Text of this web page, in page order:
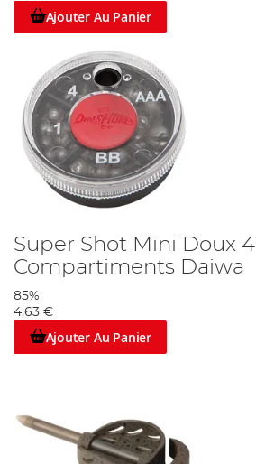
Ajouter Au Panier
Super Shot Mini Doux 4
Compartiments Daiwa
85%
4,63 €
Ajouter Au Panier